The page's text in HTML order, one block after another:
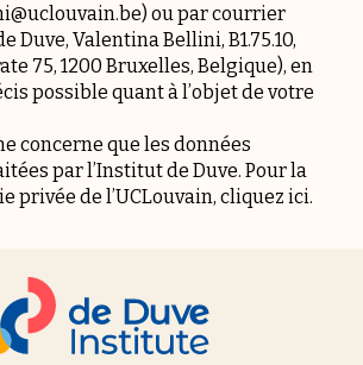
ou par courrier
Duve, Valentina Bellini, B1.75.10,
75, 1200 Bruxelles, Belgique), en
possible quant à l’objet de votre
concerne que les données
par l’Institut de Duve. Pour la
privée de l’UCLouvain, cliquez ici.